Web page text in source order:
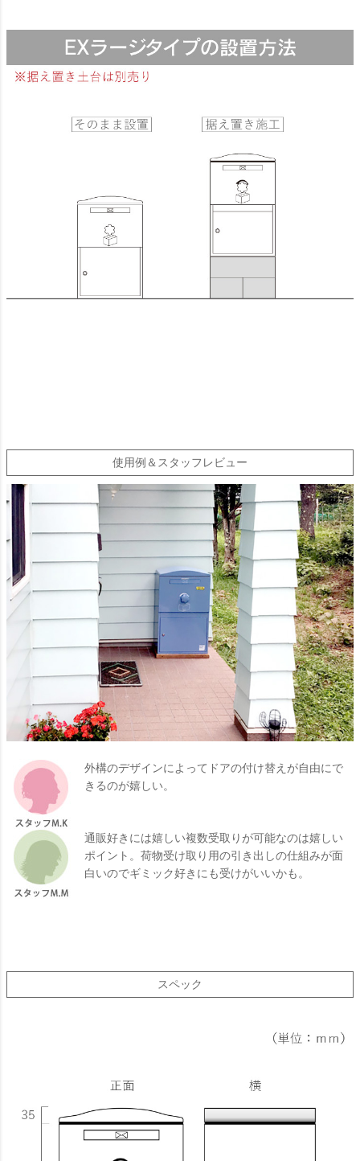
使用例＆スタッフレビュー
外構のデザインによってドアの付け替えが自由にで
きるのが嬉しい。
通販好きには嬉しい複数受取りが可能なのは嬉しい
ポイント。荷物受け取り用の引き出しの仕組みが面
白いのでギミック好きにも受けがいいかも。
スペック